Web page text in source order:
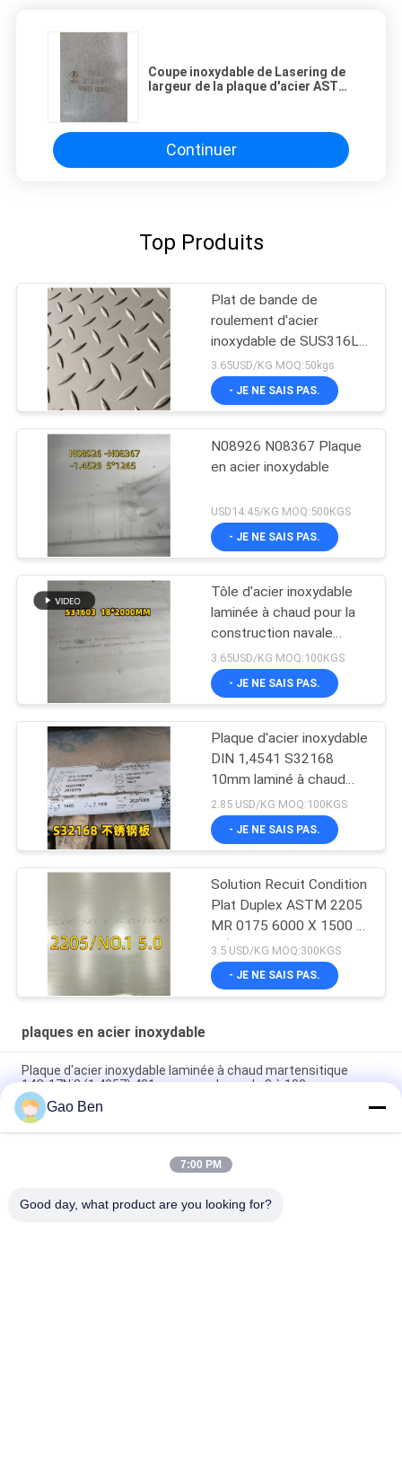
Coupe inoxydable de Lasering de
largeur de la plaque d'acier ASTM
chaud
Continuer
Top Produits
Plat de bande de
roulement d'acier
inoxydable de SUS316L
SUS304 SUS316L pour
le plancher
3.65USD/KG MOQ:50kgs
- JE NE SAIS PAS.
N08926 N08367 Plaque
en acier inoxydable
USD14.45/KG MOQ:500KGS
- JE NE SAIS PAS.
Tôle d'acier inoxydable
laminée à chaud pour la
construction navale
maritime
3.65USD/KG MOQ:100KGS
- JE NE SAIS PAS.
Plaque d'acier inoxydable
DIN 1,4541 S32168
10mm laminé à chaud
d'en AISI321 pour la
chaudière
2.85 USD/KG MOQ:100KGS
- JE NE SAIS PAS.
Solution Recuit Condition
Plat Duplex ASTM 2205
MR 0175 6000 X 1500 X
6 Épais
3.5 USD/KG MOQ:300KGS
- JE NE SAIS PAS.
plaques en acier inoxydable
Plaque d'acier inoxydable laminée à chaud martensitique
14Cr17Ni2 (1.4057) 431, coupe au laser de 8 à 100 mm
Alliage 20 plaques Incoloy20 Carpenter20Cb-3 UNSN08020
2,4460 8MM X 1500 X 6000MM
Plaque en acier inoxydable résistant à haute température
Gao Ben
7:00 PM
Good day, what product are you looking for?